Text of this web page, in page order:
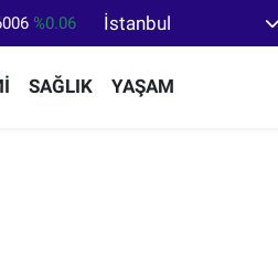
%0.06
İstanbul
SAĞLIK YAŞAM